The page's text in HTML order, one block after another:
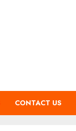
CONTACT US